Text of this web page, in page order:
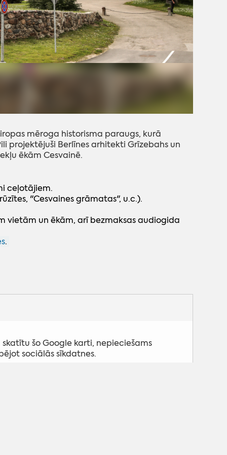
mēroga historisma paraugs, kurā
projektējuši Berlīnes arhitekti Grīzebahs un
ēkām Cesvainē.
ceļotājiem.
"Cesvaines grāmatas", u.c.).
vietām un ēkām, arī bezmaksas audiogida
.
skatītu šo Google karti, nepieciešams
sociālās sīkdatnes.